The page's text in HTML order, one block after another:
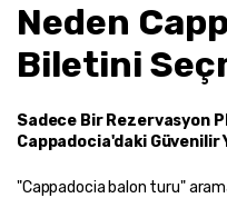
Neden
Biletini
Sadece Bir Rezervasyon
Cappadocia'daki Güvenilir
"Cappadocia balon turu"